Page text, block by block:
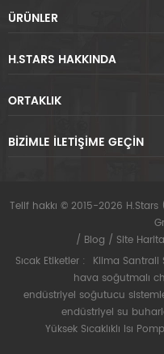
ÜRÜNLER
H.STARS HAKKINDA
ORTAKLIK
BIZIMLE ILETIŞIME GEÇIN
Telif hakkı © 2015-2026
/ Blog / Site
Sıcak Etiketler :
Klima Santrali
hava soğutmalı
endüstriyel soğutucu
endüstriyel su
Yüksek Sıcaklıklı Isı